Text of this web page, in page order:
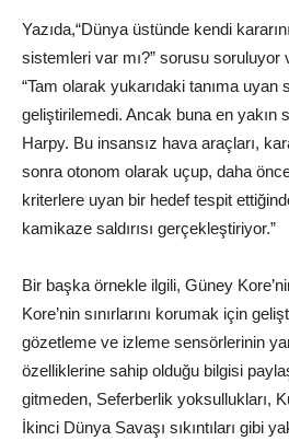
Yazıda,“Dünya üstünde kendi
sistemleri var mı?” sorusu soruluyor
“Tam olarak yukarıdaki tanıma uyan
geliştirilemedi. Ancak buna en yakın
Harpy. Bu insansız hava araçları,
sonra otonom olarak uçup, daha
kriterlere uyan bir hedef tespit
kamikaze saldırısı gerçekleştiriyor.”
Bir başka örnekle ilgili, Güney
Kore’nin sınırlarını korumak için
gözetleme ve izleme sensörlerinin
özelliklerine sahip olduğu bilgisi
gitmeden, Seferberlik yoksullukları,
İkinci Dünya Savaşı sıkıntıları gibi